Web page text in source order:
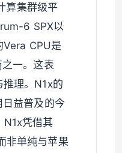
算集群级平
6 SPX以
Vera CPU是
一。这表
理。N1x的
益普及的今
N1x凭借其
非单纯与苹果